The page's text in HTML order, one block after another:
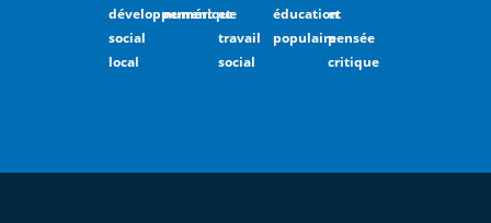
développement
social
local
numérique
et
travail
social
éducation
populaire
et
pensée
critique